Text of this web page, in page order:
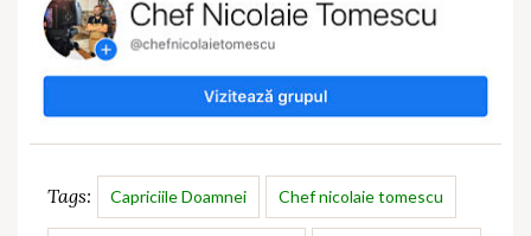
Tags: Capriciile Doamnei Chef nicolaie tomescu